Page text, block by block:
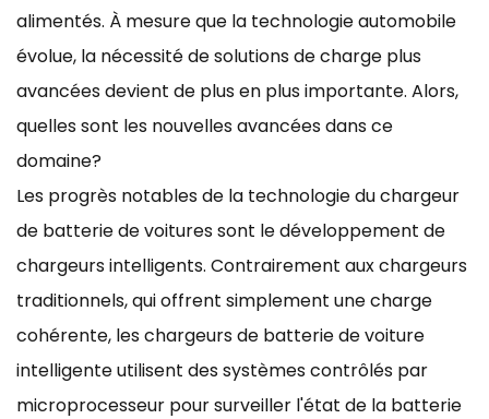
alimentés. À mesure que la technologie automobile
évolue, la nécessité de solutions de charge plus
avancées devient de plus en plus importante. Alors,
quelles sont les nouvelles avancées dans ce
domaine?
Les progrès notables de la technologie du chargeur
de batterie de voitures sont le développement de
chargeurs intelligents. Contrairement aux chargeurs
traditionnels, qui offrent simplement une charge
cohérente, les chargeurs de batterie de voiture
intelligente utilisent des systèmes contrôlés par
microprocesseur pour surveiller l'état de la batterie